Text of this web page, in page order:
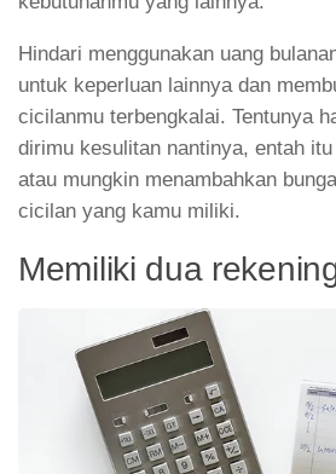
Hindari menggunakan uang
untuk keperluan lainnya dan
cicilanmu terbengkalai. Tentunya
dirimu kesulitan nantinya, entah
atau mungkin menambahkan
cicilan yang kamu miliki.
Memiliki dua